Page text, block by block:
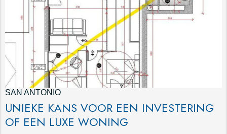
SAN ANTONIO
UNIEKE KANS VOOR EEN INVESTERING
OF EEN LUXE WONING